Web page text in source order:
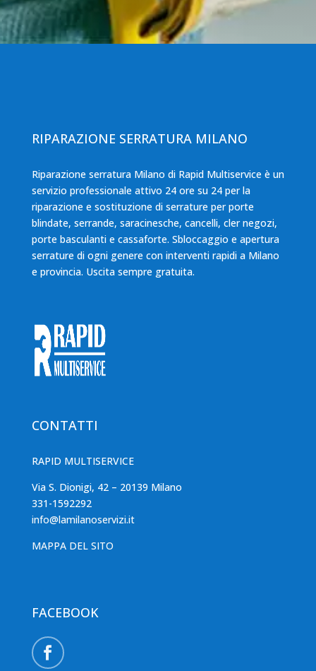
RIPARAZIONE SERRATURA MILANO
Riparazione serratura Milano di Rapid Multiservice è un
servizio professionale attivo 24 ore su 24 per la
riparazione e sostituzione di serrature per porte
blindate, serrande, saracinesche, cancelli, cler negozi,
porte basculanti e cassaforte. Sbloccaggio e apertura
serrature di ogni genere con interventi rapidi a Milano
e provincia. Uscita sempre gratuita.
CONTATTI
RAPID MULTISERVICE
Via S. Dionigi, 42 – 20139 Milano
331-1592292
info@lamilanoservizi.it
MAPPA DEL SITO
FACEBOOK